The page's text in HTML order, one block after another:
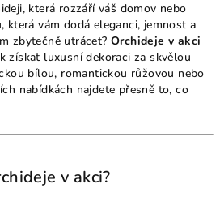
která rozzáří váš domov nebo
která vám dodá eleganci, jemnost a
zbytečně utrácet? Orchideje v akci
získat luxusní dekoraci za skvělou
bílou, romantickou růžovou nebo
nabídkách najdete přesně to, co
v akci?